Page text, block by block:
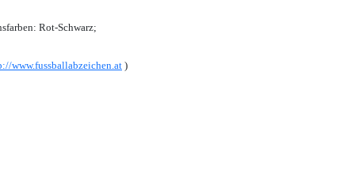
Rot-Schwarz;
www.fussballabzeichen.at )